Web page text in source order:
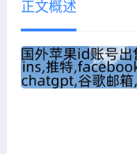
正文概述